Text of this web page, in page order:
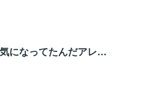
になってたんだアレ…